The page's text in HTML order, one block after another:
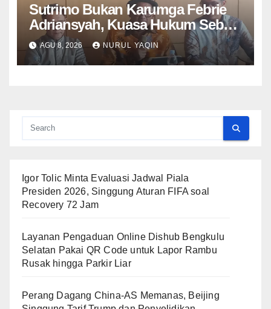
Sutrimo Bukan Karumga Febrie
Adriansyah, Kuasa Hukum Sebut
Hanya Menjaga Rumah Kosong
AGU 8, 2026 NURUL YAQIN
Igor Tolic Minta Evaluasi Jadwal Piala
Presiden 2026, Singgung Aturan FIFA soal
Recovery 72 Jam
Layanan Pengaduan Online Dishub Bengkulu
Selatan Pakai QR Code untuk Lapor Rambu
Rusak hingga Parkir Liar
Perang Dagang China-AS Memanas, Beijing